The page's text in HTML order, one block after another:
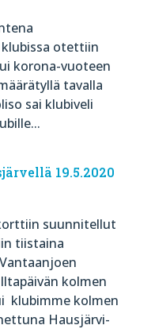
otettiin
korona-vuoteen
tavalla
sai klubiveli
19.5.2020
suunnitellut
tiistaina
kolmen
klubimme kolmen
Hausjärvi-